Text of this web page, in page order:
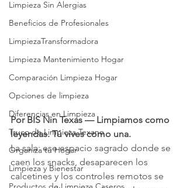
Limpieza Sin Alergias
Beneficios de Profesionales
LimpiezaTransformadora
Limpieza Mantenimiento Hogar
Comparación Limpieza Hogar
Opciones de limpieza
Diferencias en Limpieza
Truco de Limpieza Texano
Organiza tu Hogar
Limpieza y Bienestar
Por BIS Nin Texas — Limpiamos como
leyendas. Tú vives como una.
La sala: ese espacio sagrado donde se
caen los snacks, desaparecen los
calcetines y los controles remotos se